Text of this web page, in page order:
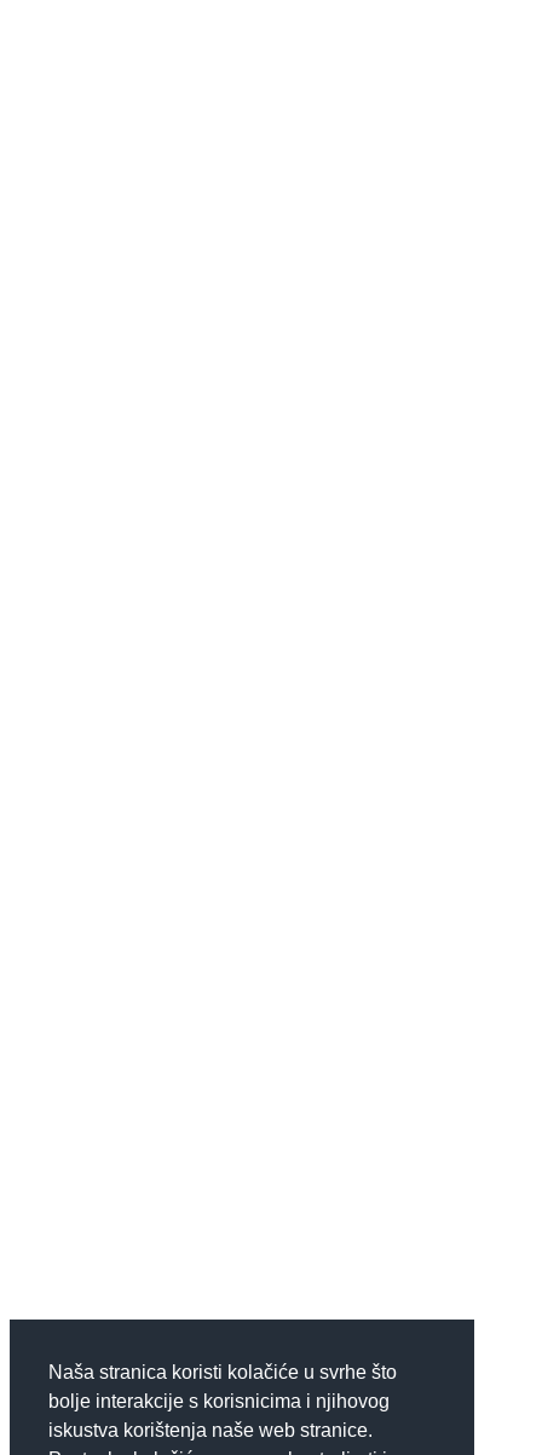
Naša stranica koristi kolačiće u svrhe što
bolje interakcije s korisnicima i njihovog
iskustva korištenja naše web stranice.